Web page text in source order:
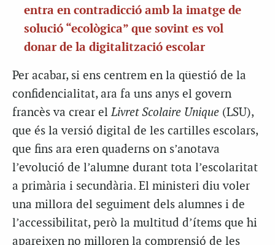
entra en contradicció amb la imatge de
solució “ecològica” que sovint es vol
donar de la digitalització escolar
Per acabar, si ens centrem en la qüestió de la
confidencialitat, ara fa uns anys el govern
francès va crear elLivret Scolaire Unique (LSU),
que és la versió digital de les cartilles escolars,
que fins ara eren quaderns on s’anotava
l’evolució de l’alumne durant tota l’escolaritat
a primària i secundària. El ministeri diu voler
una millora del seguiment dels alumnes i de
l’accessibilitat, però la multitud d’ítems que hi
apareixen no milloren la comprensió de les